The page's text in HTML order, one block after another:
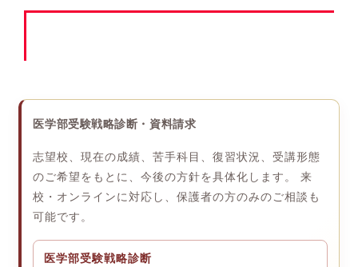
医学部受験戦略診断・資料請求
志望校、現在の成績、苦手科目、復習状況、受講形態
のご希望をもとに、今後の方針を具体化します。 来
校・オンラインに対応し、保護者の方のみのご相談も
可能です。
医学部受験戦略診断